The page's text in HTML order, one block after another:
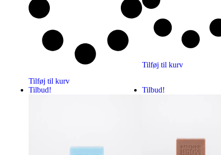
Tilføj til kurv
Tilføj til kurv
Tilbud! Tilbud!